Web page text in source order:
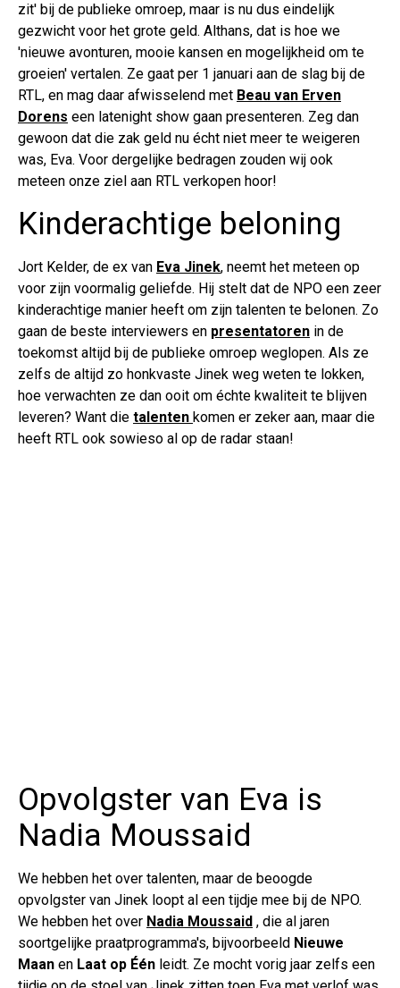
zit' bij de publieke omroep, maar is nu dus eindelijk
gezwicht voor het grote geld. Althans, dat is hoe we
'nieuwe avonturen, mooie kansen en mogelijkheid om te
groeien' vertalen. Ze gaat per 1 januari aan de slag bij de
RTL, en mag daar afwisselend met Beau van Erven
Dorens een latenight show gaan presenteren. Zeg dan
gewoon dat die zak geld nu écht niet meer te weigeren
was, Eva. Voor dergelijke bedragen zouden wij ook
meteen onze ziel aan RTL verkopen hoor!
Kinderachtige beloning
Jort Kelder, de ex van Eva Jinek, neemt het meteen op
voor zijn voormalig geliefde. Hij stelt dat de NPO een zeer
kinderachtige manier heeft om zijn talenten te belonen. Zo
gaan de beste interviewers en presentatoren in de
toekomst altijd bij de publieke omroep weglopen. Als ze
zelfs de altijd zo honkvaste Jinek weg weten te lokken,
hoe verwachten ze dan ooit om échte kwaliteit te blijven
leveren? Want die talenten komen er zeker aan, maar die
heeft RTL ook sowieso al op de radar staan!
Opvolgster van Eva is
Nadia Moussaid
We hebben het over talenten, maar de beoogde
opvolgster van Jinek loopt al een tijdje mee bij de NPO.
We hebben het over Nadia Moussaid , die al jaren
soortgelijke praatprogramma's, bijvoorbeeld Nieuwe
Maan en Laat op Één leidt. Ze mocht vorig jaar zelfs een